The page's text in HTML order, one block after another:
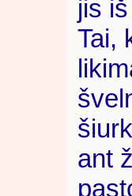
jis
Tai,
ant